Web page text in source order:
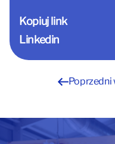
Kopiuj link
Linkedin
Poprzedni